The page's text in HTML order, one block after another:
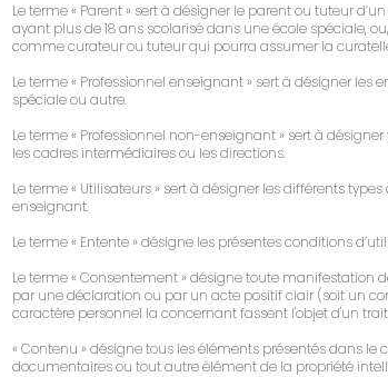
Le terme « Parent » sert à désigner le parent ou tuteur
ayant plus de 18 ans scolarisé dans une école spéciale,
comme curateur ou tuteur qui pourra assumer la
Le terme « Professionnel enseignant » sert à désigner
spéciale ou autre.
Le terme « Professionnel non-enseignant » sert à
les cadres intermédiaires ou les directions.
Le terme « Utilisateurs » sert à désigner les différents
enseignant.
Le terme « Entente » désigne les présentes conditions
Le terme « Consentement » désigne toute manifestation
par une déclaration ou par un acte positif clair (soit un
caractère personnel la concernant fassent l'objet d'un
« Contenu » désigne tous les éléments présentés dans le
documentaires ou tout autre élément de la propriété